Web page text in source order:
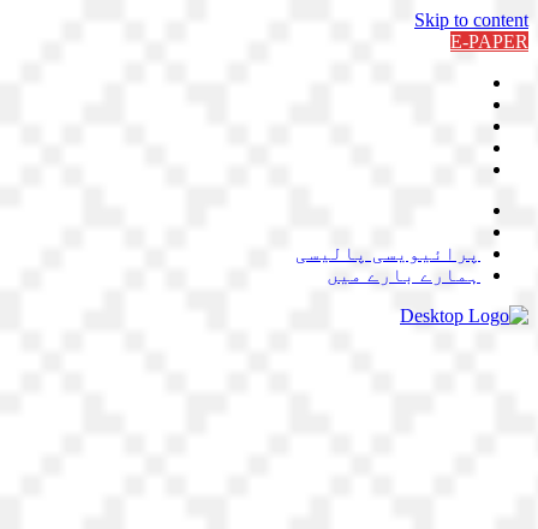
Skip to content
E-PAPER
پرائیویسی پالیسی
ہمارے بارے میں